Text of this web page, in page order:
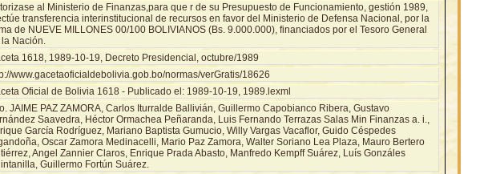
al Ministerio de Finanzas,para que r de su Presupuesto de Funcionamiento, gestión 1989,
transferencia interinstitucional de recursos en favor del Ministerio de Defensa Nacional, por la
de NUEVE MILLONES 00/100 BOLIVIANOS (Bs. 9.000.000), financiados por el Tesoro General
Nación.
1618, 1989-10-19, Decreto Presidencial, octubre/1989
www.gacetaoficialdebolivia.gob.bo/normas/verGratis/18626
Oficial de Bolivia 1618 - Publicado el: 1989-10-19, 1989.lexml
JAIME PAZ ZAMORA, Carlos Iturralde Ballivián, Guillermo Capobianco Ribera, Gustavo
Saavedra, Héctor Ormachea Peñaranda, Luis Fernando Terrazas Salas Min Finanzas a. i.,
García Rodríguez, Mariano Baptista Gumucio, Willy Vargas Vacaflor, Guido Céspedes
Oscar Zamora Medinacelli, Mario Paz Zamora, Walter Soriano Lea Plaza, Mauro Bertero
Angel Zannier Claros, Enrique Prada Abasto, Manfredo Kempff Suárez, Luís Gonzáles
Guillermo Fortún Suárez.